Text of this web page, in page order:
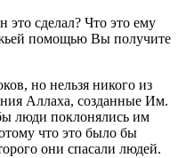
это сделал? Что это ему
помощью Вы получите
но нельзя никого из
Аллаха, созданные Им.
люди поклонялись им
что это было бы
они спасали людей.